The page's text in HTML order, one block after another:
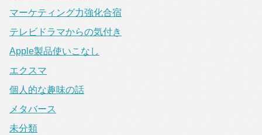
マーケティング力強化合宿
テレビドラマからの気付き
Apple製品使いこなし
エクスマ
個人的な趣味の話
メタバース
未分類